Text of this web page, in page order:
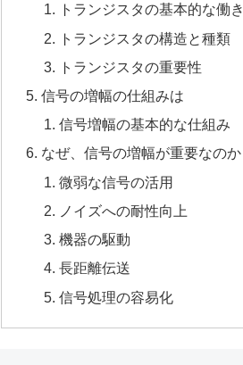
トランジスタの基本的な働き
トランジスタの構造と種類
トランジスタの重要性
信号の増幅の仕組みは
信号増幅の基本的な仕組み
なぜ、信号の増幅が重要なのか
微弱な信号の活用
ノイズへの耐性向上
機器の駆動
長距離伝送
信号処理の容易化